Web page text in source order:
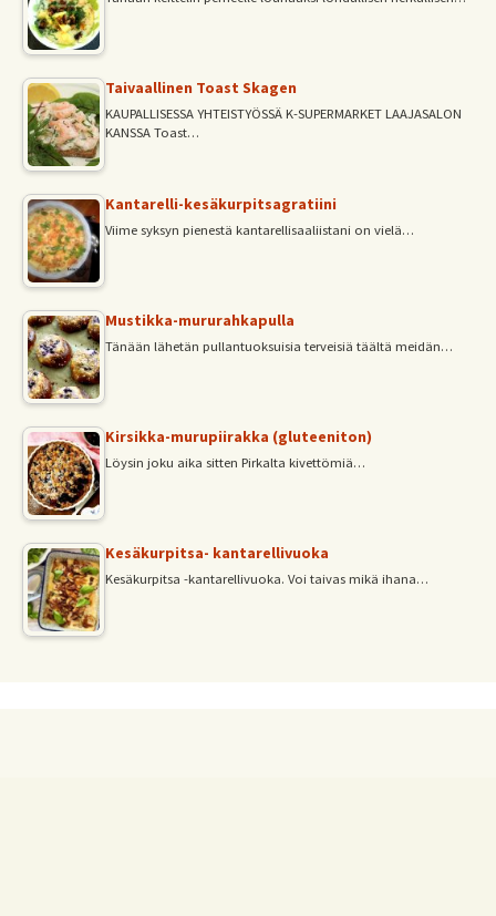
Taivaallinen Toast Skagen
KAUPALLISESSA YHTEISTYÖSSÄ K-SUPERMARKET LAAJASALON
KANSSA Toast…
Kantarelli-kesäkurpitsagratiini
Viime syksyn pienestä kantarellisaaliistani on vielä…
Mustikka-mururahkapulla
Tänään lähetän pullantuoksuisia terveisiä täältä meidän…
Kirsikka-murupiirakka (gluteeniton)
Löysin joku aika sitten Pirkalta kivettömiä…
Kesäkurpitsa- kantarellivuoka
Kesäkurpitsa -kantarellivuoka. Voi taivas mikä ihana…